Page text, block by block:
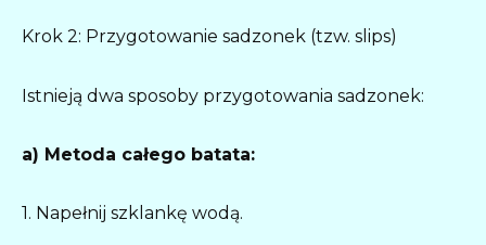
Krok 2: Przygotowanie sadzonek (tzw. slips)
Istnieją dwa sposoby przygotowania sadzonek:
a) Metoda całego batata:
1. Napełnij szklankę wodą.